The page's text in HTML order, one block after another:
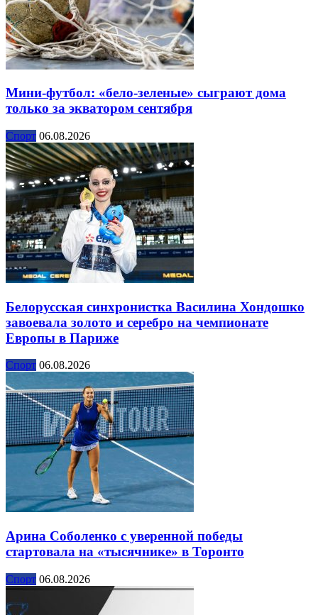
Мини-футбол: «бело-зеленые» сыграют дома
только за экватором сентября
Спорт 06.08.2026
Белорусская синхронистка Василина Хондошко
завоевала золото и серебро на чемпионате
Европы в Париже
Спорт 06.08.2026
Арина Соболенко с уверенной победы
стартовала на «тысячнике» в Торонто
Спорт 06.08.2026